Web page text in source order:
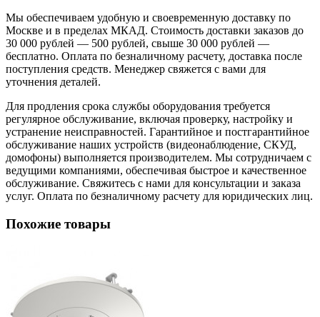
Мы обеспечиваем удобную и своевременную доставку по
Москве и в пределах МКАД. Стоимость доставки заказов до
30 000 рублей — 500 рублей, свыше 30 000 рублей —
бесплатно. Оплата по безналичному расчету, доставка после
поступления средств. Менеджер свяжется с вами для
уточнения деталей.
Для продления срока службы оборудования требуется
регулярное обслуживание, включая проверку, настройку и
устранение неисправностей. Гарантийное и постгарантийное
обслуживание наших устройств (видеонаблюдение, СКУД,
домофоны) выполняется производителем. Мы сотрудничаем с
ведущими компаниями, обеспечивая быстрое и качественное
обслуживание. Свяжитесь с нами для консультации и заказа
услуг. Оплата по безналичному расчету для юридических лиц.
Похожие товары